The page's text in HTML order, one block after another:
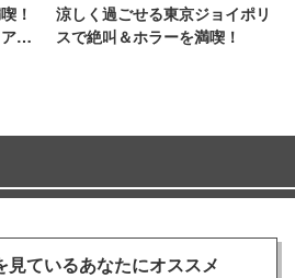
！
涼しく過ごせる東京ジョイポリ
スで絶叫＆ホラーを満喫！
見ているあなたにオススメ